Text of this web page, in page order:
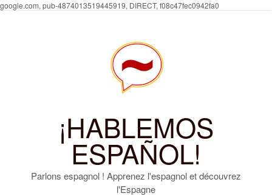
google.com, pub-4874013519445919, DIRECT, f08c47fec0942fa0
¡HABLEMOS
ESPAÑOL!
Parlons espagnol ! Apprenez l'espagnol et découvrez
l'Espagne